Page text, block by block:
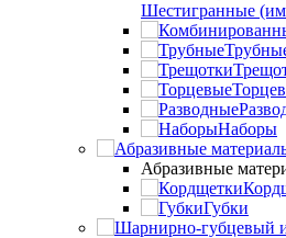
Шестигранные
Наборы
Абразивные
Губки